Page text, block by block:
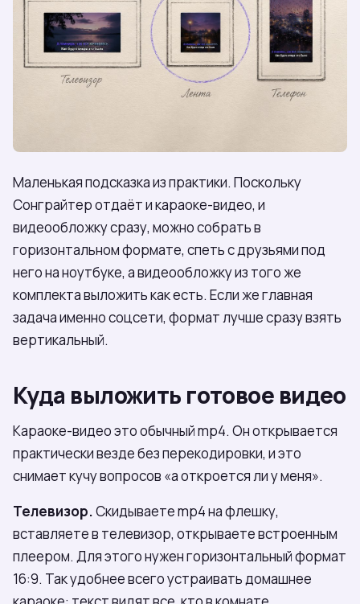
Маленькая подсказка из практики. Поскольку
Сонграйтер отдаёт и караоке-видео, и
видеообложку сразу, можно собрать в
горизонтальном формате, спеть с друзьями под
него на ноутбуке, а видеообложку из того же
комплекта выложить как есть. Если же главная
задача именно соцсети, формат лучше сразу взять
вертикальный.
Куда выложить готовое видео
Караоке-видео это обычный mp4. Он открывается
практически везде без перекодировки, и это
снимает кучу вопросов «а откроется ли у меня».
Телевизор.Скидываете mp4 на флешку,
вставляете в телевизор, открываете встроенным
плеером. Для этого нужен горизонтальный формат
16:9. Так удобнее всего устраивать домашнее